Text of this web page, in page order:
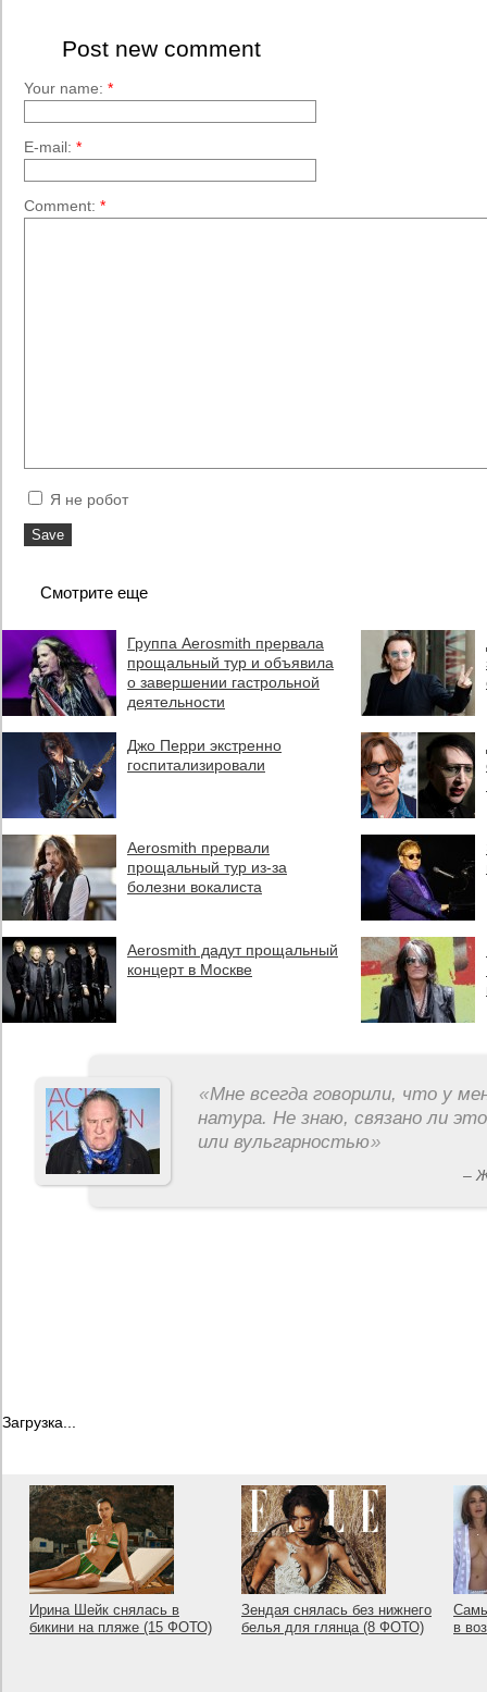
Post new comment
Your name: *
E-mail: *
Comment: *
Я не робот
Смотрите еще
Группа Aerosmith прервала
прощальный тур и объявила
о завершении гастрольной
деятельности
Джо Перри экстренно
госпитализировали
Aerosmith прервали
прощальный тур из-за
болезни вокалиста
Aerosmith дадут прощальный
концерт в Москве
«Мне всегда говорили, что у
натура. Не знаю, связано ли
или вульгарностью»
–
Загрузка...
Ирина Шейк снялась в
бикини на пляже (15 ФОТО)
Зендая снялась без нижнего
белья для глянца (8 ФОТО)
в